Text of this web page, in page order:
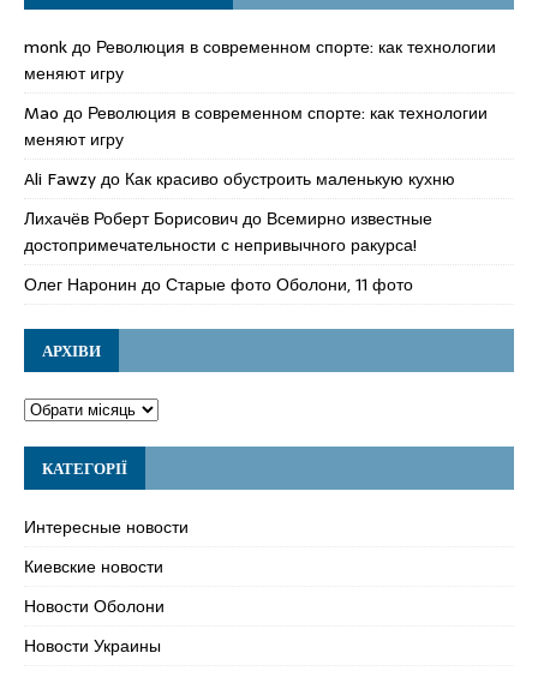
monkдо Революция в современном спорте: как технологии
меняют игру
Mao до Революция в современном спорте: как технологии
меняют игру
Ali Fawzyдо Как красиво обустроить маленькую кухню
Лихачёв Роберт Борисовичдо Всемирно известные
достопримечательности с непривычного ракурса!
Олег Наронин доСтарые фото Оболони, 11 фото
АРХІВИ
КАТЕГОРІЇ
Интересные новости
Киевские новости
Новости Оболони
Новости Украины